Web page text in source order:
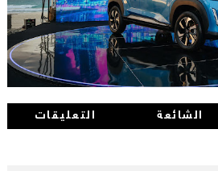
الشائعة التعليقات